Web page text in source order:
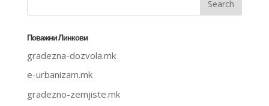
Поважни Линкови
gradezna-dozvola.mk
e-urbanizam.mk
gradezno-zemjiste.mk